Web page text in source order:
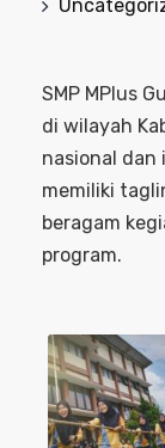
SMP MPlus
di wilayah
nasional dan
memiliki
beragam
program.